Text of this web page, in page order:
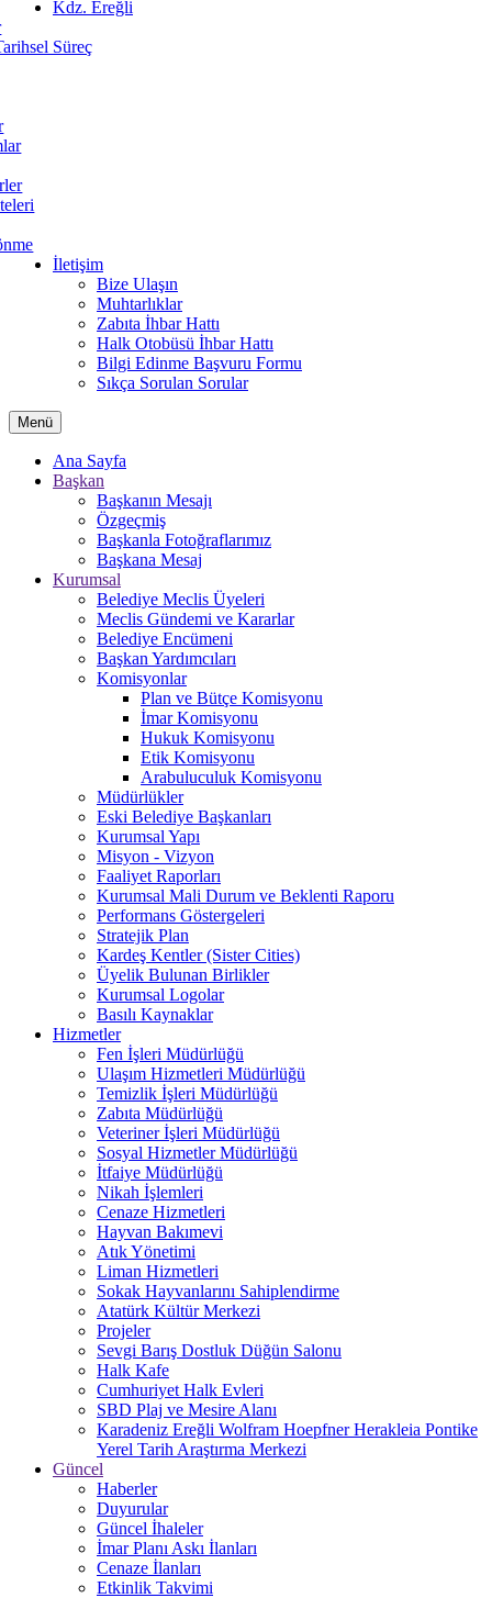
Kdz. Ereğli
Süreç
İletişim
Bize Ulaşın
Muhtarlıklar
Zabıta İhbar Hattı
Halk Otobüsü İhbar Hattı
Bilgi Edinme Başvuru Formu
Sıkça Sorulan Sorular
Menü
Ana Sayfa
Başkan
Başkanın Mesajı
Özgeçmiş
Başkanla Fotoğraflarımız
Başkana Mesaj
Kurumsal
Belediye Meclis Üyeleri
Meclis Gündemi ve Kararlar
Belediye Encümeni
Başkan Yardımcıları
Komisyonlar
Plan ve Bütçe Komisyonu
İmar Komisyonu
Hukuk Komisyonu
Etik Komisyonu
Arabuluculuk Komisyonu
Müdürlükler
Eski Belediye Başkanları
Kurumsal Yapı
Misyon - Vizyon
Faaliyet Raporları
Kurumsal Mali Durum ve Beklenti Raporu
Performans Göstergeleri
Stratejik Plan
Kardeş Kentler (Sister Cities)
Üyelik Bulunan Birlikler
Kurumsal Logolar
Basılı Kaynaklar
Hizmetler
Fen İşleri Müdürlüğü
Ulaşım Hizmetleri Müdürlüğü
Temizlik İşleri Müdürlüğü
Zabıta Müdürlüğü
Veteriner İşleri Müdürlüğü
Sosyal Hizmetler Müdürlüğü
İtfaiye Müdürlüğü
Nikah İşlemleri
Cenaze Hizmetleri
Hayvan Bakımevi
Atık Yönetimi
Liman Hizmetleri
Sokak Hayvanlarını Sahiplendirme
Atatürk Kültür Merkezi
Projeler
Sevgi Barış Dostluk Düğün Salonu
Halk Kafe
Cumhuriyet Halk Evleri
SBD Plaj ve Mesire Alanı
Karadeniz Ereğli Wolfram Hoepfner Herakleia Pontike
Yerel Tarih Araştırma Merkezi
Güncel
Haberler
Duyurular
Güncel İhaleler
İmar Planı Askı İlanları
Cenaze İlanları
Etkinlik Takvimi